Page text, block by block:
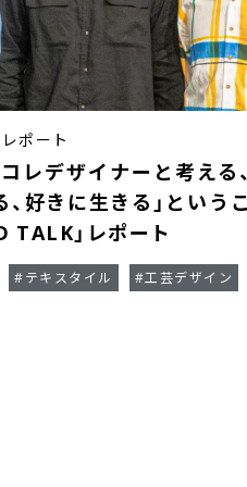
レポート
レデザイナーと考える
、好きに生きる」という
TALK」レポート
#テキスタイル
#工芸デザイン